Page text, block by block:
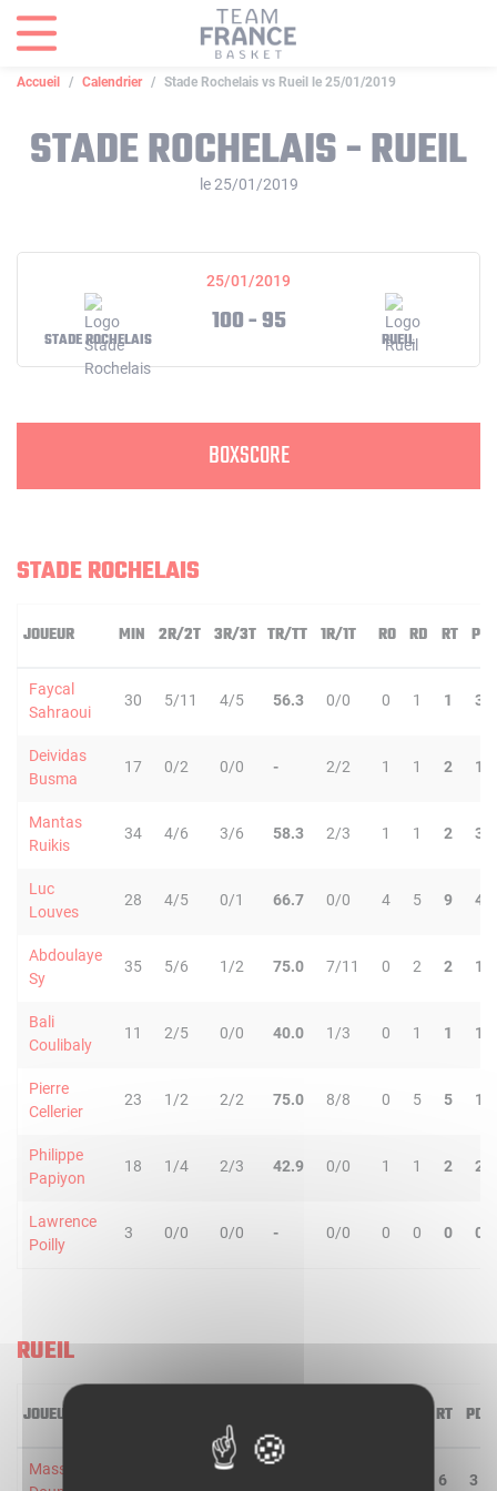
Accueil Calendrier Stade Rochelais vs Rueil le 25/01/2019
STADE ROCHELAIS - RUEIL
le 25/01/2019
25/01/2019
STADE ROCHELAIS
100 - 95
RUEIL
BOXSCORE
STADE ROCHELAIS
JOUEUR MIN 2R/2T 3R/3T TR/TT 1R/1T RO RD RT PD
Faycal
Sahraoui
30 5/11 4/5 56.3 0/0 0 1 1 3
Deividas
Busma
17 0/2 0/0 - 2/2 1 1 2 1
Mantas
Ruikis
34 4/6 3/6 58.3 2/3 1 1 2 3
Luc
Louves
28 4/5 0/1 66.7 0/0 4 5 9 4
Abdoulaye
Sy
35 5/6 1/2 75.0 7/11 0 2 2 1
Bali
Coulibaly
11 2/5 0/0 40.0 1/3 0 1 1 1
Pierre
Cellerier
23 1/2 2/2 75.0 8/8 0 5 5 1
Philippe
Papiyon
18 1/4 2/3 42.9 0/0 1 1 2 2
Lawrence
Poilly
3 0/0 0/0 - 0/0 0 0 0 0
RUEIL
JOUEUR RT PD
Masse
6 3
Panneau de gestion des cookies